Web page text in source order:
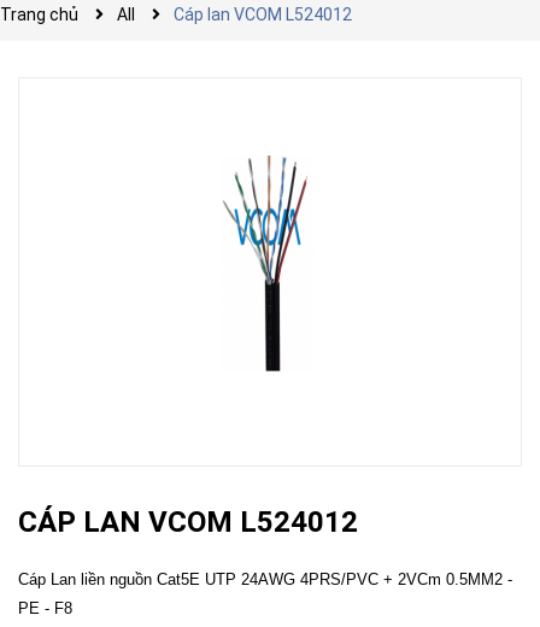
Trang chủ All Cáp lan VCOM L524012
CÁP LAN VCOM L524012
Cáp Lan liền nguồn Cat5E UTP 24AWG 4PRS/PVC + 2VCm 0.5MM2 -
PE - F8